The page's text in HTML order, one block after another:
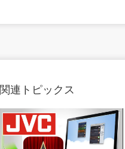
関連トピックス